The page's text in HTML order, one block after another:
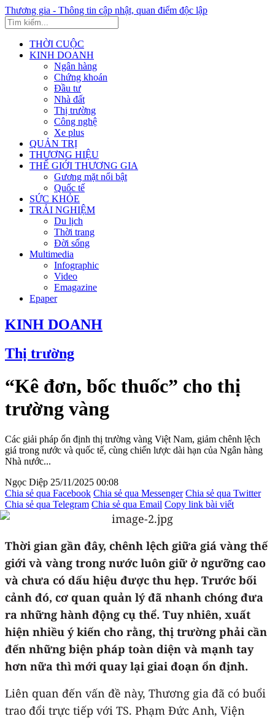
Thương gia - Thông tin cập nhật, quan điểm độc lập
THỜI CUỘC
KINH DOANH
Ngân hàng
Chứng khoán
Đầu tư
Nhà đất
Thị trường
Công nghệ
Xe plus
QUẢN TRỊ
THƯƠNG HIỆU
THẾ GIỚI THƯƠNG GIA
Gương mặt nổi bật
Quốc tế
SỨC KHỎE
TRẢI NGHIỆM
Du lịch
Thời trang
Đời sống
Multimedia
Infographic
Video
Emagazine
Epaper
KINH DOANH
Thị trường
“Kê đơn, bốc thuốc” cho thị
trường vàng
Các giải pháp ổn định thị trường vàng Việt Nam, giảm chênh lệch
giá trong nước và quốc tế, cùng chiến lược dài hạn của Ngân hàng
Nhà nước...
Ngọc Diệp 25/11/2025 00:08
Chia sẻ qua Facebook Chia sẻ qua Messenger Chia sẻ qua Twitter
Chia sẻ qua Telegram Chia sẻ qua Email Copy link bài viết
Thời gian gần đây, chênh lệch giữa giá vàng thế
giới và vàng trong nước luôn giữ ở ngưỡng cao
và chưa có dấu hiệu được thu hẹp. Trước bối
cảnh đó, cơ quan quản lý đã nhanh chóng đưa
ra những hành động cụ thể. Tuy nhiên, xuất
hiện nhiều ý kiến cho rằng, thị trường phải cần
đến những biện pháp toàn diện và mạnh tay
hơn nữa thì mới quay lại giai đoạn ổn định.
Liên quan đến vấn đề này, Thương gia đã có buổi
trao đổi trực tiếp với TS. Phạm Đức Anh, Viện